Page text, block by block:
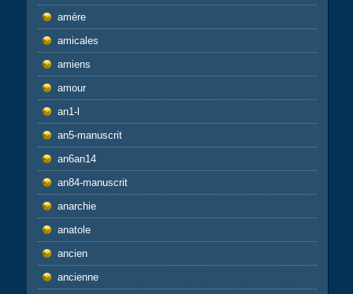
amère
amicales
amiens
amour
an1-l
an5-manuscrit
an6an14
an84-manuscrit
anarchie
anatole
ancien
ancienne